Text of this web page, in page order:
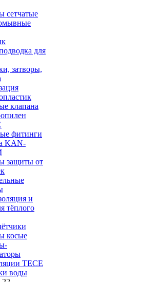
сетчатые
для
затворы,
клапана
фитинги
KAN-
защиты от
и
тёплого
косые
TECE
воды